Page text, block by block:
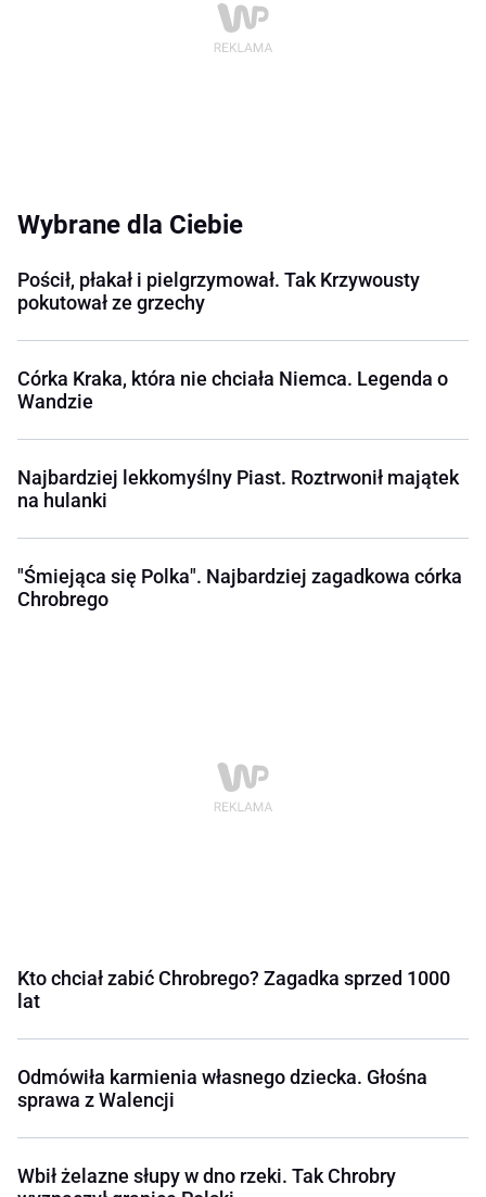
Wybrane dla Ciebie
Pościł, płakał i pielgrzymował. Tak Krzywousty
pokutował ze grzechy
Córka Kraka, która nie chciała Niemca. Legenda o
Wandzie
Najbardziej lekkomyślny Piast. Roztrwonił majątek
na hulanki
"Śmiejąca się Polka". Najbardziej zagadkowa córka
Chrobrego
Kto chciał zabić Chrobrego? Zagadka sprzed 1000
lat
Odmówiła karmienia własnego dziecka. Głośna
sprawa z Walencji
Wbił żelazne słupy w dno rzeki. Tak Chrobry